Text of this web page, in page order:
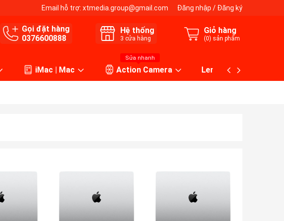
Email hỗ trợ: xtmedia.group@gmail.com Đăng nhập / Đăng ký
Gọi đặt hàng
0376600888
Hệ thống
3 cửa hàng
Giỏ hàng
(0) sản phẩm
iMac | Mac
Sửa nhanh
Action Camera Lens máy ảnh